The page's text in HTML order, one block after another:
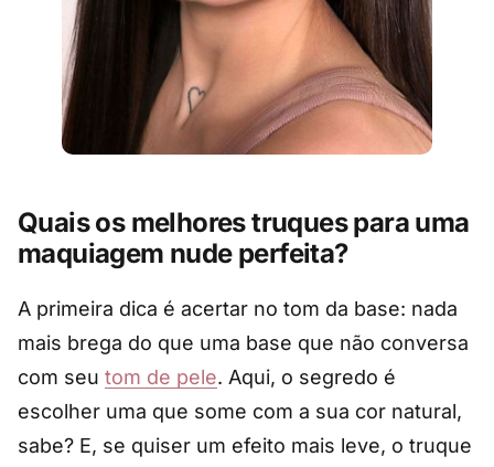
Quais os melhores truques para uma
maquiagem nude perfeita?
A primeira dica é acertar no tom da base: nada
mais brega do que uma base que não conversa
com seu tom de pele. Aqui, o segredo é
escolher uma que some com a sua cor natural,
sabe? E, se quiser um efeito mais leve, o truque